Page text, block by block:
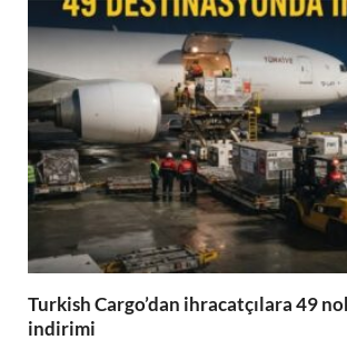
Turkish Cargo’dan ihracatçılara 49
indirimi